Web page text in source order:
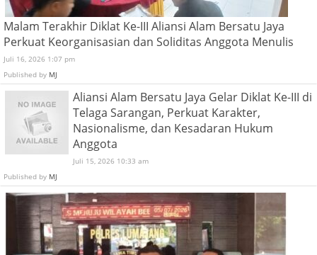
Malam Terakhir Diklat Ke-III Aliansi Alam Bersatu Jaya
Perkuat Keorganisasian dan Soliditas Anggota Menulis
Juli 16, 2026 1:07 pm
Published by MJ
Aliansi Alam Bersatu Jaya Gelar Diklat Ke-III di
Telaga Sarangan, Perkuat Karakter,
Nasionalisme, dan Kesadaran Hukum
Anggota
Juli 15, 2026 10:33 am
Published by MJ